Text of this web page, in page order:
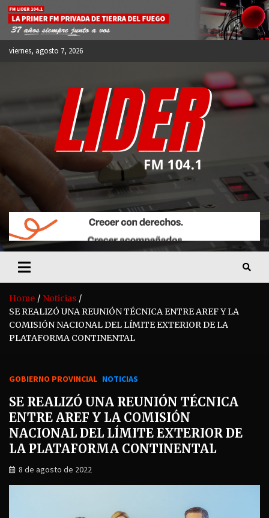
Skip
content
viernes, agosto 7, 2026
FM LIDER 104.1
Home
Noticias
SE REALIZÓ UNA REUNIÓN TÉCNICA ENTRE AREF Y LA
COMISIÓN NACIONAL DEL LÍMITE EXTERIOR DE LA
PLATAFORMA CONTINENTAL
GOBIERNO PROVINCIAL NOTICIAS
SE REALIZÓ UNA REUNIÓN TÉCNICA
ENTRE AREF Y LA COMISIÓN
NACIONAL DEL LÍMITE EXTERIOR DE
LA PLATAFORMA CONTINENTAL
8 de agosto de 2022